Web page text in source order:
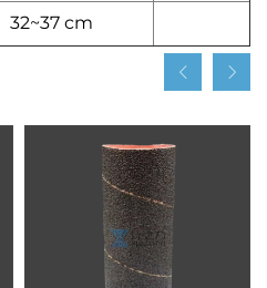
32~37 cm